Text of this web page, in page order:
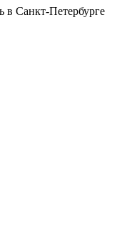
в Санкт-Петербурге